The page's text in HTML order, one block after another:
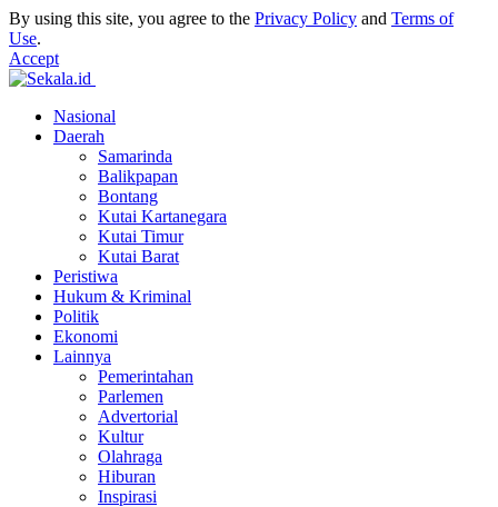
By using this site, you agree to the Privacy Policy and Terms of
Use.
Accept
Nasional
Daerah
Samarinda
Balikpapan
Bontang
Kutai Kartanegara
Kutai Timur
Kutai Barat
Peristiwa
Hukum & Kriminal
Politik
Ekonomi
Lainnya
Pemerintahan
Parlemen
Advertorial
Kultur
Olahraga
Hiburan
Inspirasi